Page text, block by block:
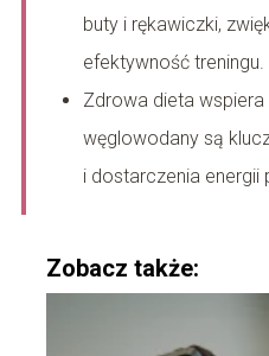
buty i rękawiczki,
efektywność treningu.
Zdrowa dieta wspiera
węglowodany są
i dostarczenia energii
Zobacz także: